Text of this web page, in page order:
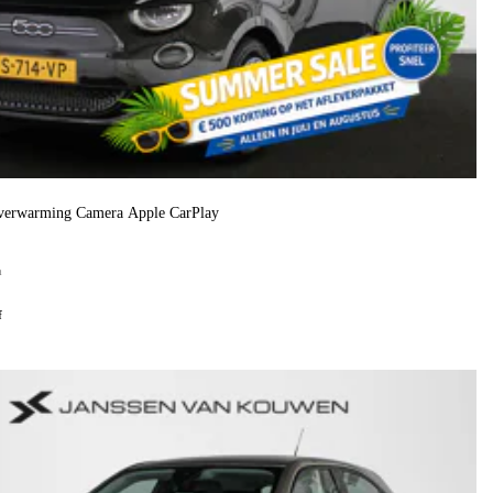
Camera Apple CarPlay